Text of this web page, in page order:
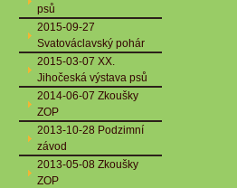
psů
2015-09-27
Svatováclavský pohár
2015-03-07 XX.
Jihočeská výstava psů
2014-06-07 Zkoušky
ZOP
2013-10-28 Podzimní
závod
2013-05-08 Zkoušky
ZOP